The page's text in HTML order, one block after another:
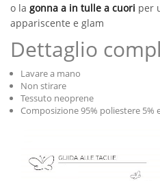
o la gonna a in tulle a cuori per
appariscente e glam
Dettaglio
Lavare a mano
Non stirare
Tessuto neoprene
Composizione 95% poliestere 5%